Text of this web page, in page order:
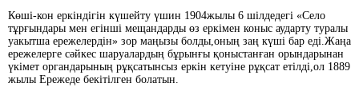
Көші-кон еркіндігін күшейту үшин 1904жылы 6 шілдедегі «Село
тұрғындары мен егінші мещандарды өз еркімен коныс аударту туралы
уакытша ережелердін» зор маңызы болды,оның заң күші бар еді.Жаңа
ережелерге сәйкес шаруалардың бұрынғы қоныстанған орындарынан
үкімет органдарының рұқсатынсыз еркін кетуіне рұқсат етілді,ол 1889
жылы Ережеде бекітілген болатын.